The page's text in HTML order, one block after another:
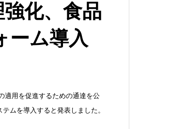
化、食品
ーム導入
適用を促進するための通達を公
ムを導入すると発表しました。